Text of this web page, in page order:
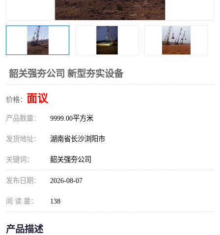
韶关强夯公司 新型夯实设备
价格： 面议
产品数量： 9999.00平方米
发货地址： 湖南省长沙浏阳市
关键词： 韶关强夯公司
发布日期： 2026-08-07
阅 读 量： 138
产品描述